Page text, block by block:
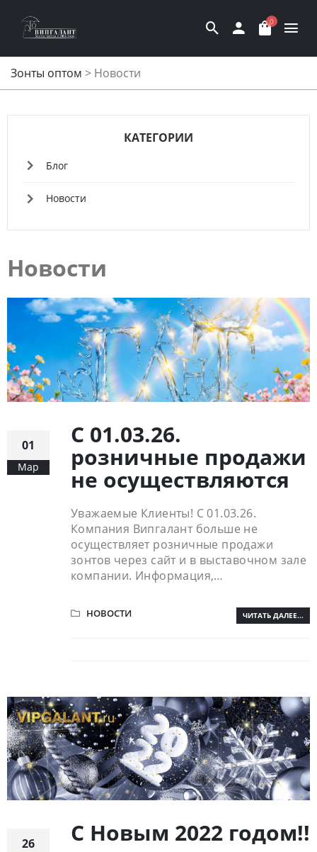
0
Зонты оптом > Новости
Новости
01
Мар
С 01.03.26.
розничные продажи
не осуществляются
Уважаемые Клиенты! С 01.03.26.
Компания Випгалант больше не
осуществляет розничные продажи
зонтов через сайт и в выставочном зале
компании. Информация,…
НОВОСТИ ЧИТАТЬ ДАЛЕЕ...
26 С Новым 2022 годом!!
КАТЕГОРИИ
Блог
Новости